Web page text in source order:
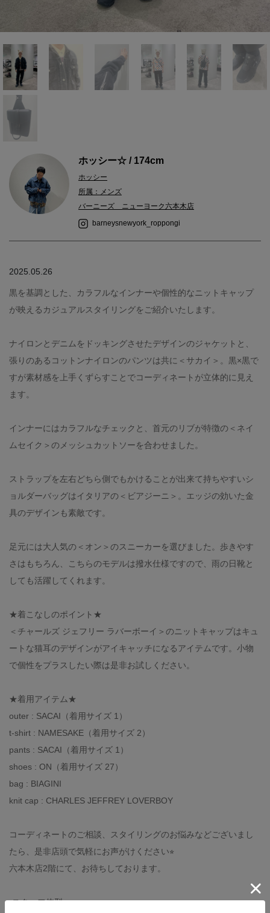
ホッシー☆ / 174cm
ホッシー
所属：メンズ
バーニーズ ニューヨーク六本木店
barneysnewyork_roppongi
2025.05.26
黒を基調とした、カラフルなインナーや個性的なニットキャップ
が映えるカジュアルスタイリングをご紹介いたします。
ナイロンとデニムをドッキングさせたデザインのジャケットと、
張りのあるコットンナイロンのパンツは共に＜サカイ＞。黒×黒で
すが素材感を上手くずらすことでコーディネートが立体的に見え
ます。
インナーにはカラフルなチェックと、首元のリブが特徴の＜ネイ
ムセイク＞のメッシュカットソーを合わせました。
ストラップを左右どちら側でもかけることが出来て持ちやすいシ
ョルダーバッグはイタリアの＜ビアジーニ＞。エッジの効いた金
具のデザインも素敵です。
足元には大人気の＜オン＞のスニーカーを選びました。歩きやす
さはもちろん、こちらのモデルは撥水仕様ですので、雨の日靴と
しても活躍してくれます。
★着こなしのポイント★
＜チャールズ ジェフリー ラバーボーイ＞のニットキャップはキュ
ートな猫耳のデザインがアイキャッチになるアイテムです。小物
で個性をプラスしたい際は是非お試しください。
★着用アイテム★
outer : SACAI（着用サイズ 1）
t-shirt : NAMESAKE（着用サイズ 2）
pants : SACAI（着用サイズ 1）
shoes : ON（着用サイズ 27）
bag : BIAGINI
knit cap : CHARLES JEFFREY LOVERBOY
コーディネートのご相談、スタイリングのお悩みなどございまし
たら、是非店頭で気軽にお声がけください⭐︎
六本木店2階にて、お待ちしております。
-スタッフ体型-